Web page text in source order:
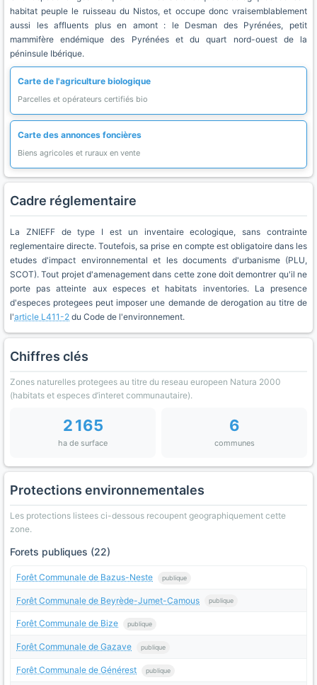
habitat peuple le ruisseau du Nistos, et occupe donc vraisemblablement
aussi les affluents plus en amont : le Desman des Pyrénées, petit
mammifère endémique des Pyrénées et du quart nord-ouest de la
péninsule Ibérique.
Carte de l'agriculture biologique
Parcelles et opérateurs certifiés bio
Carte des annonces foncières
Biens agricoles et ruraux en vente
Cadre réglementaire
La ZNIEFF de type I est un inventaire ecologique, sans contrainte
reglementaire directe. Toutefois, sa prise en compte est obligatoire dans les
etudes d'impact environnemental et les documents d'urbanisme (PLU,
SCOT). Tout projet d'amenagement dans cette zone doit demontrer qu'il ne
porte pas atteinte aux especes et habitats inventories. La presence
d'especes protegees peut imposer une demande de derogation au titre de
l'article L411-2 du Code de l'environnement.
Chiffres clés
Zones naturelles protegees au titre du reseau europeen Natura 2000
(habitats et especes d’interet communautaire).
2 165
ha de surface
6
communes
Protections environnementales
Les protections listees ci-dessous recoupent geographiquement cette
zone.
Forets publiques (22)
Forêt Communale de Bazus-Neste publique
Forêt Communale de Beyrède-Jumet-Camous publique
Forêt Communale de Bize publique
Forêt Communale de Gazave publique
Forêt Communale de Générest publique